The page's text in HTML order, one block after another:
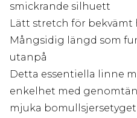
smickrande silhuett
Lätt stretch för bekvämt
Mångsidig längd som
utanpå
Detta essentiella linne
enkelhet med
mjuka